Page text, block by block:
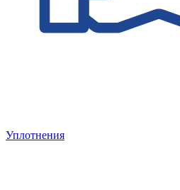
Уплотнения